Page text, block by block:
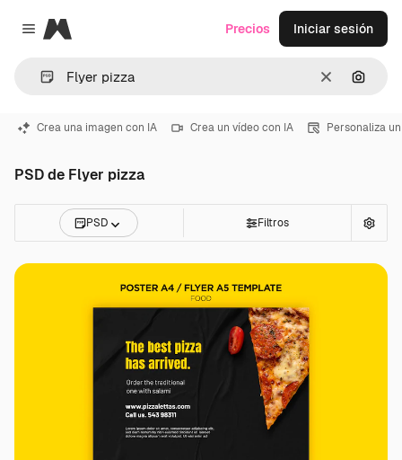
Close menu
Magnific
Borrar
Precios Iniciar sesión
Crea una imagen con IA Crea un vídeo con IA Personaliza
PSD de Flyer pizza
PSD Filtros